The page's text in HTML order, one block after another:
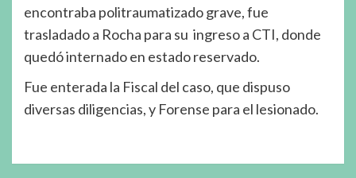
encontraba politraumatizado grave, fue
trasladado a Rocha para su ingreso a CTI, donde
quedó internado en estado reservado.
Fue enterada la Fiscal del caso, que dispuso
diversas diligencias, y Forense para el lesionado.